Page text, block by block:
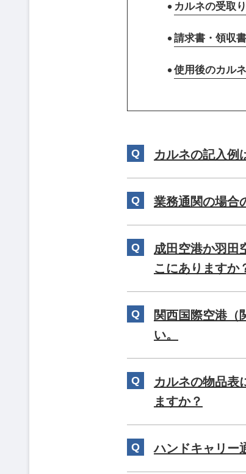
カルネの受取り
請求書・領収書
使用後のカルネ
カルネの記入例
業務通関の場合
成田空港か羽田
こにありますか
関西国際空港（
い。
カルネの物品表
ますか？
ハンドキャリー